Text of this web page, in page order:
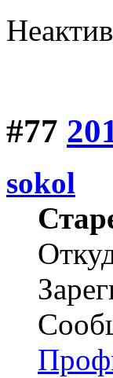
#77
sokol